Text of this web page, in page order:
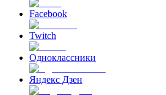
Facebook
Twitch
Одноклассники
Яндекс Дзен